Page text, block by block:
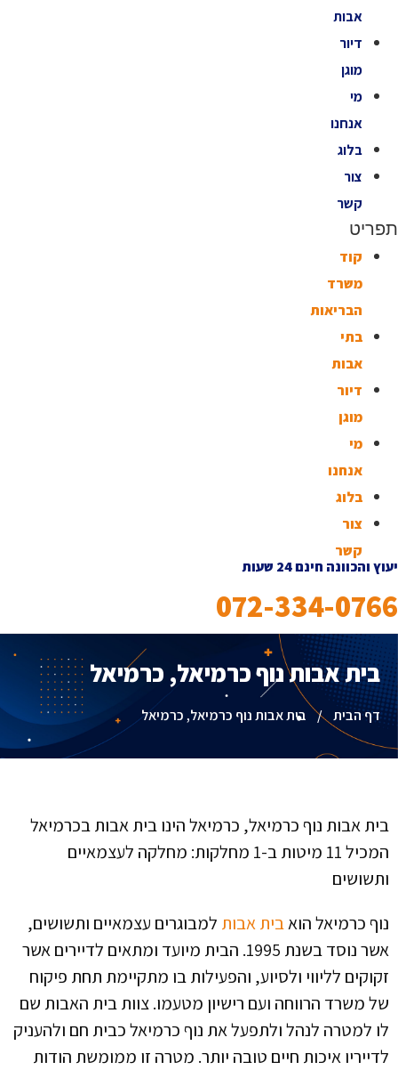
אבות
דיור
מוגן
מי
אנחנו
בלוג
צור
קשר
תפריט
קוד
משרד
הבריאות
בתי
אבות
דיור
מוגן
מי
אנחנו
בלוג
צור
קשר
יעוץ והכוונה חינם 24 שעות
072-334-0766
בית אבות נוף כרמיאל, כרמיאל
דף הבית / בית אבות נוף כרמיאל, כרמיאל
בית אבות נוף כרמיאל, כרמיאל הינו בית אבות בכרמיאל
המכיל 11 מיטות ב-1 מחלקות: מחלקה לעצמאיים
ותשושים
נוף כרמיאל הואבית אבות למבוגרים עצמאיים ותשושים,
אשר נוסד בשנת 1995. הבית מיועד ומתאים לדיירים אשר
זקוקים לליווי ולסיוע, והפעילות בו מתקיימת תחת פיקוח
של משרד הרווחה ועם רישיון מטעמו. צוות בית האבות שם
לו למטרה לנהל ולתפעל את נוף כרמיאל כבית חם ולהעניק
לדייריו איכות חיים טובה יותר. מטרה זו ממומשת הודות